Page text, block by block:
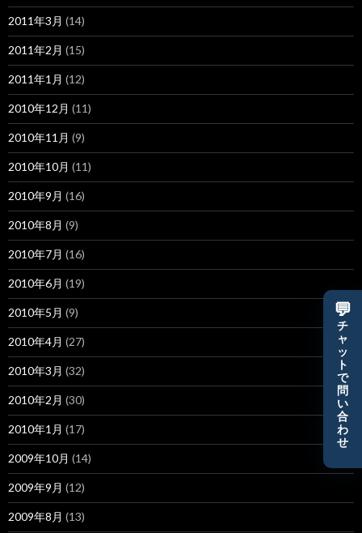
2011年3月 (14)
2011年2月 (15)
2011年1月 (12)
2010年12月 (11)
2010年11月 (9)
2010年10月 (11)
2010年9月 (16)
2010年8月 (9)
2010年7月 (16)
2010年6月 (19)
2010年5月 (9)
2010年4月 (27)
2010年3月 (32)
2010年2月 (30)
2010年1月 (17)
2009年10月 (14)
2009年9月 (12)
2009年8月 (13)
💬
チ
ャ
ッ
ト
で
問
い
合
わ
せ